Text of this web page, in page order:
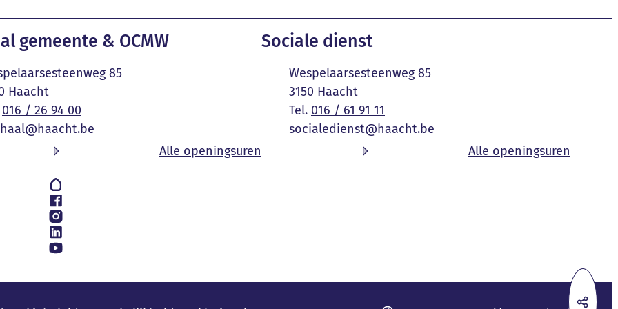
& openingsuren
gemeente & OCMW
85
Haacht
016 / 26 94 00
@haacht.be
Alle openingsuren Onthaal gemeente & OCMW
Sociale dienst
AdresWespelaarsesteenweg 85
,3150 Haacht
016 / 61 91 11
E-mailsocialedienst@haacht.be
Alle openingsuren
ons op